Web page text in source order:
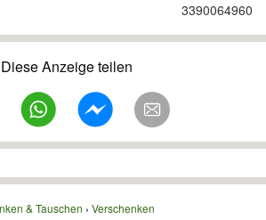
3390064960
Diese Anzeige teilen
& Tauschen Verschenken